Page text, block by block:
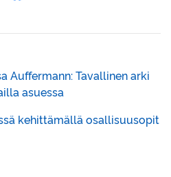
Auffermann: Tavallinen arki
asuessa
kehittämällä osallisuusopit